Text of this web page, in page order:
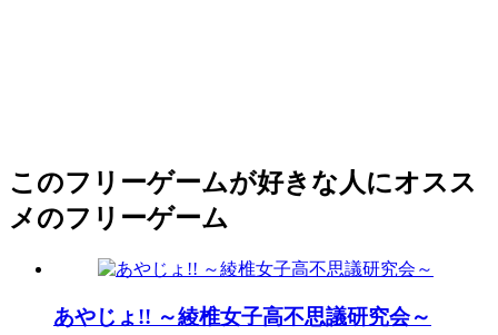
このフリーゲームが好きな人にオスス
メのフリーゲーム
あやじょ!! ～綾椎女子高不思議研究会～